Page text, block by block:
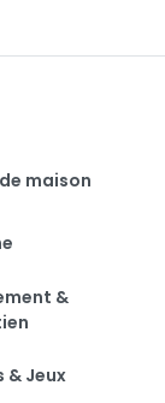
maison
&
& Jeux